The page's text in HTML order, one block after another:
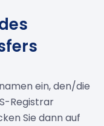
ein, den/die
Registrar
Sie dann auf